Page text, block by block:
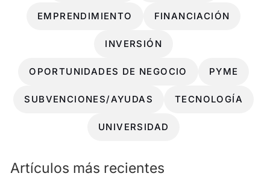
EMPRENDIMIENTO FINANCIACIÓN
INVERSIÓN
OPORTUNIDADES DE NEGOCIO PYME
SUBVENCIONES/AYUDAS TECNOLOGÍA
UNIVERSIDAD
Artículos más recientes